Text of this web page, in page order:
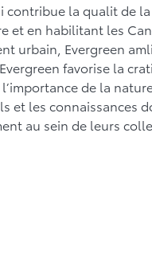
la qualit de
et en habilitant les
urbain, Evergreen
favorise la
de la
et les connaissances
au sein de leurs